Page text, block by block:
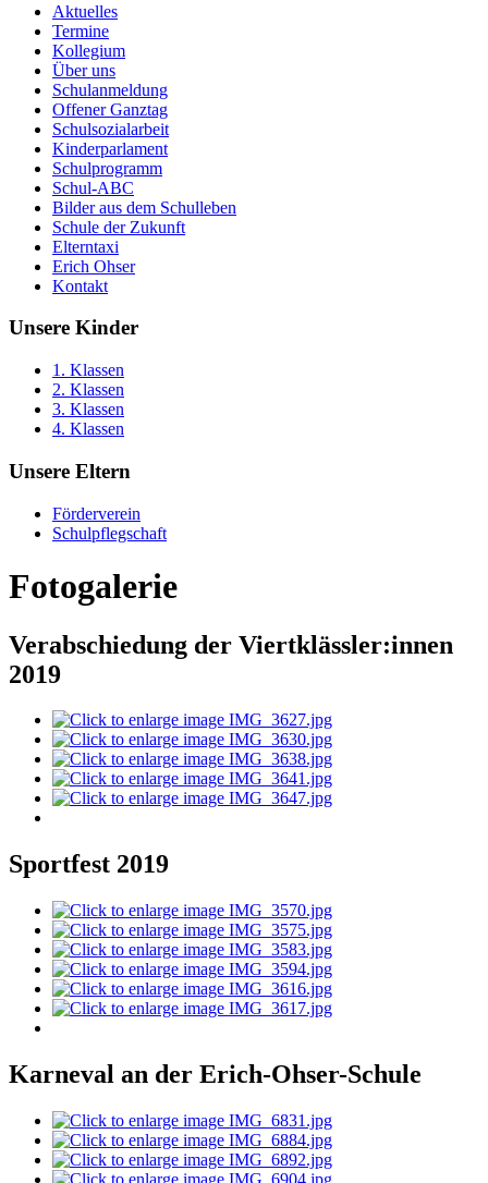
Aktuelles
Termine
Kollegium
Über uns
Schulanmeldung
Offener Ganztag
Schulsozialarbeit
Kinderparlament
Schulprogramm
Schul-ABC
Bilder aus dem Schulleben
Schule der Zukunft
Elterntaxi
Erich Ohser
Kontakt
Unsere Kinder
1. Klassen
2. Klassen
3. Klassen
4. Klassen
Unsere Eltern
Förderverein
Schulpflegschaft
Fotogalerie
Verabschiedung der Viertklässler:innen
2019
Sportfest 2019
Karneval an der Erich-Ohser-Schule